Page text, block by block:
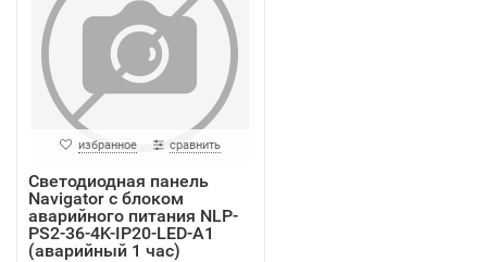
избранное сравнить
Светодиодная панель
Navigator с блоком
аварийного питания NLP-
PS2-36-4K-IP20-LED-A1
(аварийный 1 час)